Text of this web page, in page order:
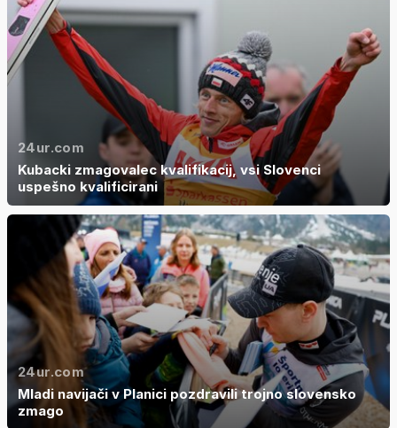
24ur.com
Kubacki zmagovalec kvalifikacij, vsi Slovenci
uspešno kvalificirani
24ur.com
Mladi navijači v Planici pozdravili trojno slovensko
zmago